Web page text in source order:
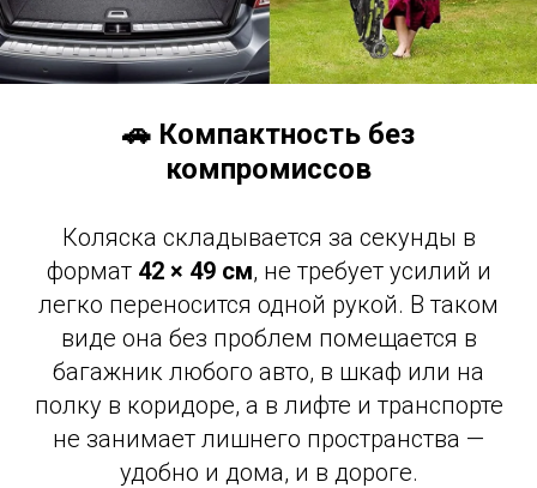
🚗 Компактность без
компромиссов
Коляска складывается за секунды в
формат 42 × 49 см, не требует усилий и
легко переносится одной рукой. В таком
виде она без проблем помещается в
багажник любого авто, в шкаф или на
полку в коридоре, а в лифте и транспорте
не занимает лишнего пространства —
удобно и дома, и в дороге.